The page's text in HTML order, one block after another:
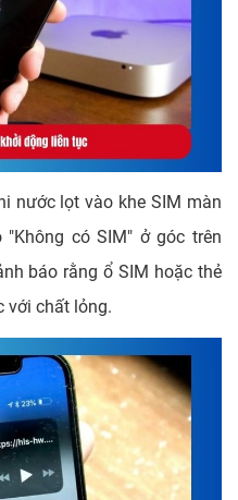
nước lọt vào khe SIM màn
có SIM" ở góc trên
báo rằng ổ SIM hoặc thẻ
với chất lỏng.